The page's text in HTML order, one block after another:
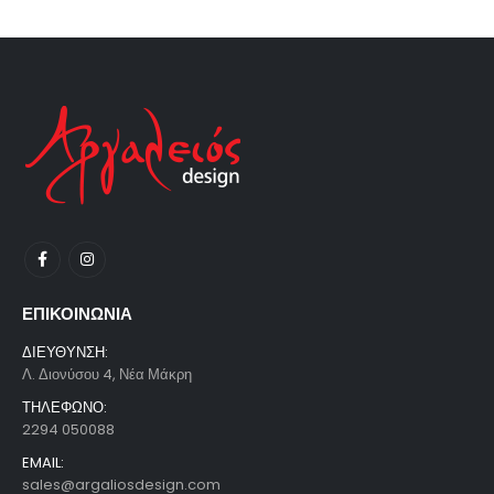
ΕΠΙΚΟΙΝΩΝΙΑ
ΔΙΕΥΘΥΝΣΗ:
Λ. Διονύσου 4, Νέα Μάκρη
ΤΗΛΕΦΩΝΟ:
2294 050088
EMAIL:
sales@argaliosdesign.com